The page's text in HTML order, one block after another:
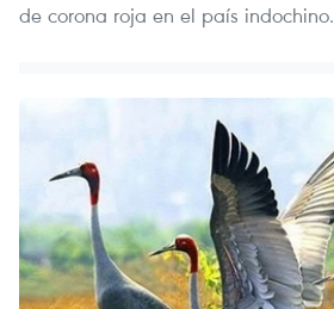
de corona roja en el país indochino.